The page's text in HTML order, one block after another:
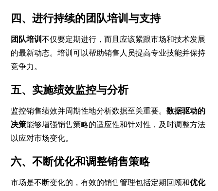
四、进行持续的团队培训与支持
团队培训不仅要定期进行，而且应该紧跟市场和技术发展
的最新动态。培训可以帮助销售人员提高专业技能并保持
竞争力。
五、实施绩效监控与分析
监控销售绩效并周期性地分析数据至关重要。数据驱动的
决策能够增强销售策略的适应性和针对性，及时调整方法
以应对市场变化。
六、不断优化和调整销售策略
市场是不断变化的，有效的销售管理包括定期回顾和优化